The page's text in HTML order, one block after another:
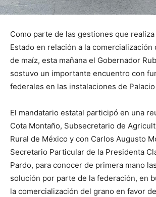
Como parte de las gestiones que
Estado en relación a la comercialización
de maíz, esta mañana el Gobernador
sostuvo un importante encuentro con
federales en las instalaciones de
El mandatario estatal participó en una
Cota Montaño, Subsecretario de
Rural de México y con Carlos Augusto
Secretario Particular de la Presidenta
Pardo, para conocer de primera mano
solución por parte de la federación, en
la comercialización del grano en favor